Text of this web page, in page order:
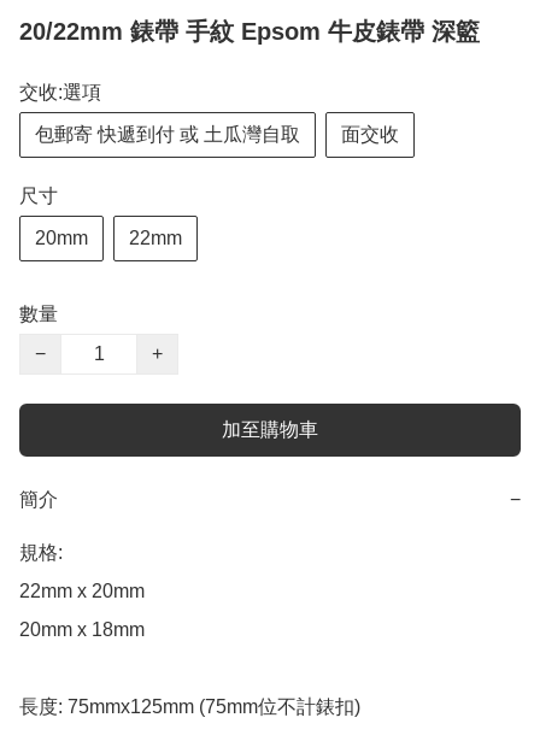
20/22mm 錶帶 手紋 Epsom 牛皮錶帶 深籃
交收:選項
包郵寄 快遞到付 或 土瓜灣自取 面交收
尺寸
20mm 22mm
數量
−
+
加至購物車
簡介 −
規格:
22mm x 20mm
20mm x 18mm
長度: 75mmx125mm (75mm位不計錶扣)